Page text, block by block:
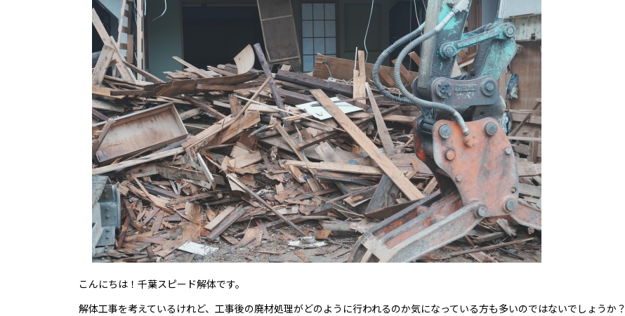
こんにちは！千葉スピード解体です。
解体工事を考えているけれど、工事後の廃材処理がどのように行われるのか気になっている方も多いのではないでしょうか？